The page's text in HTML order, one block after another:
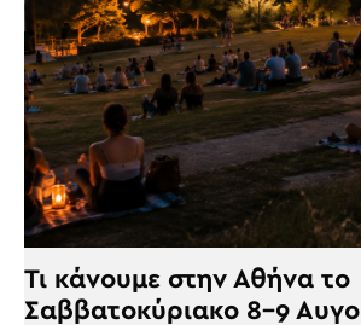
Τι κάνουμε στην Αθήνα το
Σαββατοκύριακο 8-9